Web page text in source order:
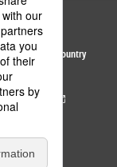
Area / Country
情報保護方針